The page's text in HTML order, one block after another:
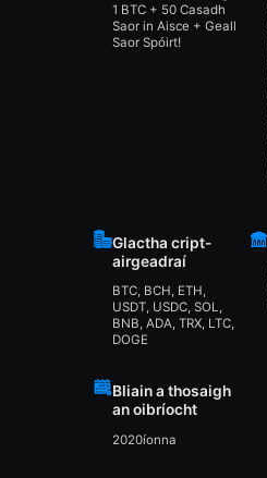
1 BTC + 50 Casadh
Saor in Aisce + Geall
Saor Spóirt!
Glactha cript-
airgeadraí
BTC, BCH, ETH,
USDT, USDC, SOL,
BNB, ADA, TRX, LTC,
DOGE
Bliain a thosaigh
an oibríocht
2020íonna